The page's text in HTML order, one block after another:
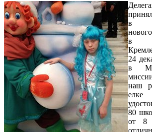
в
в
24
в
наш
80
от 8